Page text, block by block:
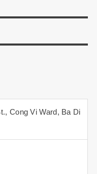
Cong Vi Ward, Ba Di